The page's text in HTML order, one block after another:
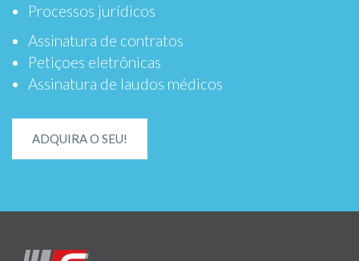
Processos jurídicos
Assinatura de contratos
Petiçoes eletrônicas
Assinatura de laudos médicos
ADQUIRA O SEU!